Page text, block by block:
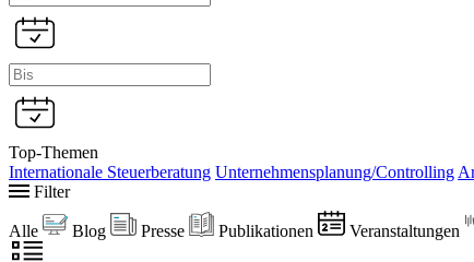
Top-Themen
Internationale Steuerberatung Unternehmensplanung/Controlling
Filter
Alle Blog Presse Publikationen Veranstaltungen